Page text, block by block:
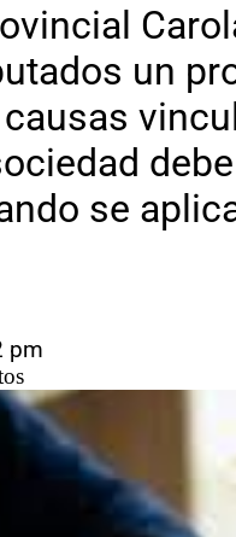
un
se
pm